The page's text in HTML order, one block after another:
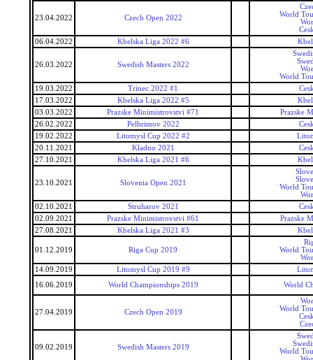
23.04.2022 Czech Open 2022
World
06.04.2022
Kbelska Liga 2022 #6
26.03.2022 Swedish Masters 2022
World
19.03.2022
Trinec 2022 #1
17.03.2022
Kbelska Liga 2022 #5
03.03.2022
Prazske Minimistrovstvi #71
Prazske
26.02.2022
Pelhrimov 2022
19.02.2022
Litomysl Cup 2022 #2
20.11.2021
Kladno 2021
27.10.2021
Kbelska Liga 2021 #6
23.10.2021 Slovenia Open 2021
World
02.10.2021
Struharov 2021
02.09.2021
Prazske Minimistrovstvi #61
Prazske
27.08.2021
Kbelska Liga 2021 #3
01.12.2019 Riga Cup 2019
World
14.09.2019
Litomysl Cup 2019 #9
16.06.2019
World Championships 2019 World
27.04.2019 Czech Open 2019
World
09.02.2019 Swedish Masters 2019
World